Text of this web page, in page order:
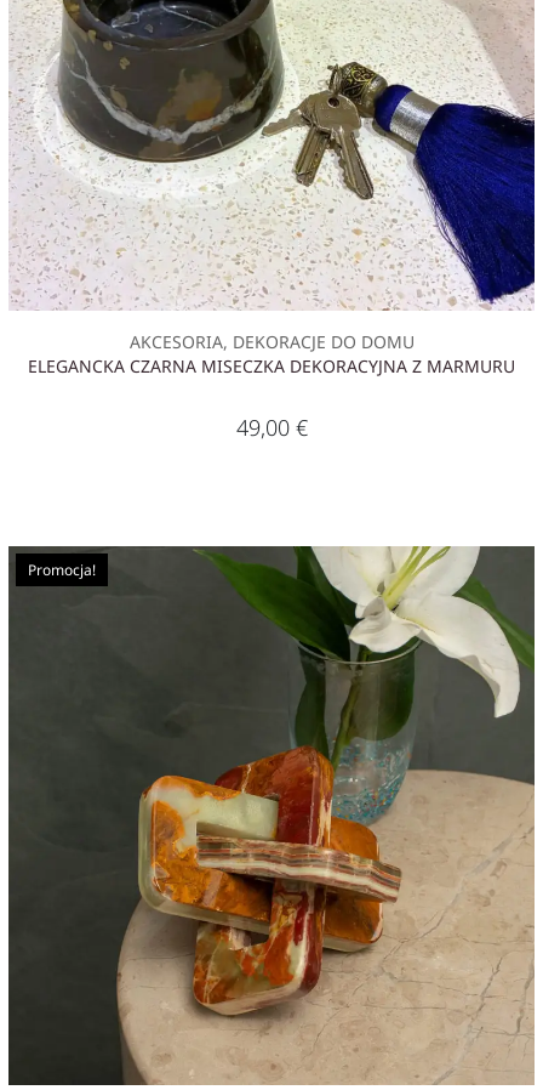
AKCESORIA, DEKORACJE DO DOMU
ELEGANCKA CZARNA MISECZKA DEKORACYJNA Z MARMURU
49,00 €
Promocja!